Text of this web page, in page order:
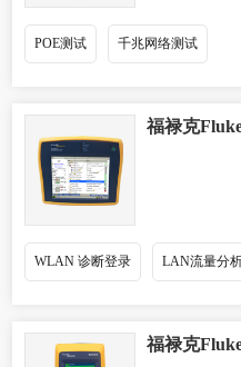
POE测试 千兆网络测试
福禄克
WLAN 诊断登录 LAN流量分
福禄克